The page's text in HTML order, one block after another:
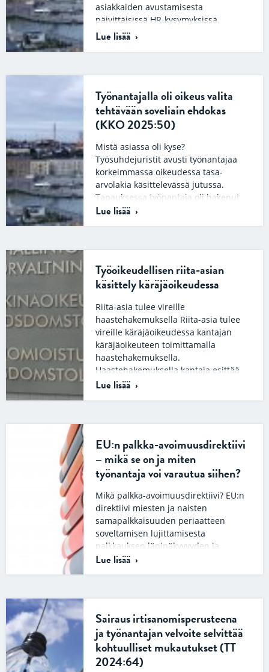
asiakkaiden avustamisesta
päivittäisissä HR-kysymyksissä,
erilaisten työnantajan kirjelmien ja
Lue lisää
Työnantajalla oli oikeus valita
tehtävään soveliain ehdokas
(KKO 2025:50)
Mistä asiassa oli kyse?
Työsuhdejuristit avusti työnantajaa
korkeimmassa oikeudessa tasa-
arvolakia käsittelevässä jutussa.
Tapauksessa työnantaja oli hakenut
palvelukseensa asiantuntijaa.
Lue lisää
Työoikeudellisen riita-asian
käsittely käräjäoikeudessa
Riita-asia tulee vireille
haastehakemuksella Riita-asia tulee
vireille käräjäoikeudessa kantajan
käräjäoikeuteen toimittamalla
haastehakemuksella.
Haastehakemuksella kantaja esittää
tuomioistuimelle kanteen eli
Lue lisää
EU:n palkka-avoimuusdirektiivi
– mikä se on ja miten
työnantaja voi varautua siihen?
Mikä palkka-avoimuusdirektiivi? EU:n
direktiivi miesten ja naisten
samapalkkaisuuden periaatteen
soveltamisen lujittamisesta
palkkauksen läpinäkyvyyden ja
täytäntöönpanomekanismien avulla,
Lue lisää
Sairaus irtisanomisperusteena
ja työnantajan velvoite selvittää
kohtuulliset mukautukset (TT
2024:64)